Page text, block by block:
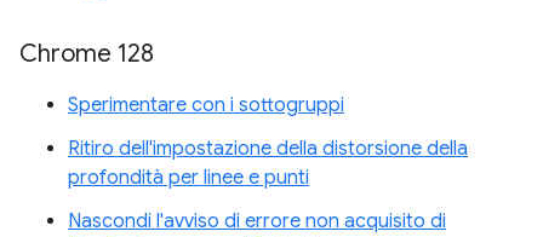
Chrome 128
Sperimentare con i sottogruppi
Ritiro dell'impostazione della distorsione della
profondità per linee e punti
Nascondi l'avviso di errore non acquisito di